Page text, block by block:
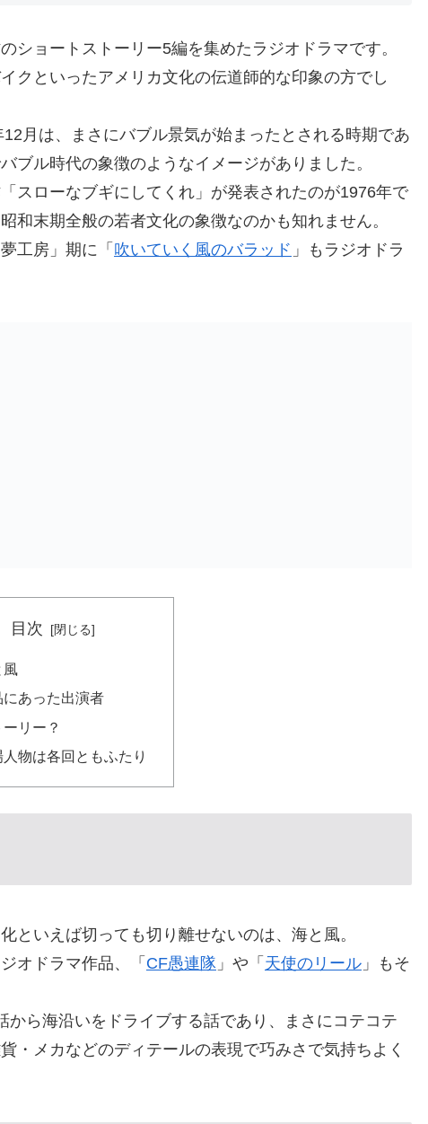
ショートストーリー5編を集めたラジオドラマです。
クといったアメリカ文化の伝道師的な印象の方でし
月は、まさにバブル景気が始まったとされる時期であ
ブル時代の象徴のようなイメージがありました。
スローなブギにしてくれ」が発表されたのが1976年で
和末期全般の若者文化の象徴なのかも知れません。
工房」期に「 吹いていく風のバラッド 」もラジオドラ
目次
風
にあった出演者
ーリー？
人物は各回ともふたり
といえば切っても切り離せないのは、海と風。
オドラマ作品、「 CF愚連隊 」や「 天使のリール 」もそ
ら海沿いをドライブする話であり、まさにコテコテ
・メカなどのディテールの表現で巧みさで気持ちよく